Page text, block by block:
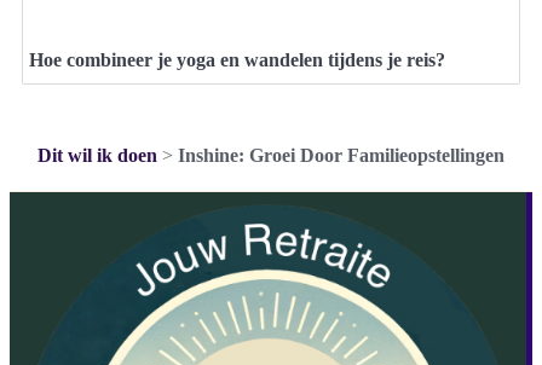
Hoe combineer je yoga en wandelen tijdens je reis?
Dit wil ik doen > Inshine: Groei Door Familieopstellingen